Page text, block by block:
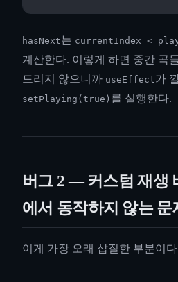
hasNext는 currentIndex <
계산한다. 이렇게 하면 중간 곡
드리지 않으니까 useEffect가
setPlaying(true) 를 실행한다.
버그 2 — 커스텀 재생
에서 동작하지 않는 문
이게 가장 오래 삽질한 부분이